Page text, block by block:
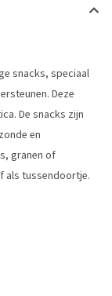
snacks, speciaal
Deze
De snacks zijn
en
granen of
als tussendoortje.